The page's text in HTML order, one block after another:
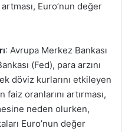
Euro’nun değer
: Avrupa Merkez Bankası
(Fed), para arzını
döviz kurlarını etkileyen
faiz oranlarını artırması,
neden olurken,
Euro’nun değer